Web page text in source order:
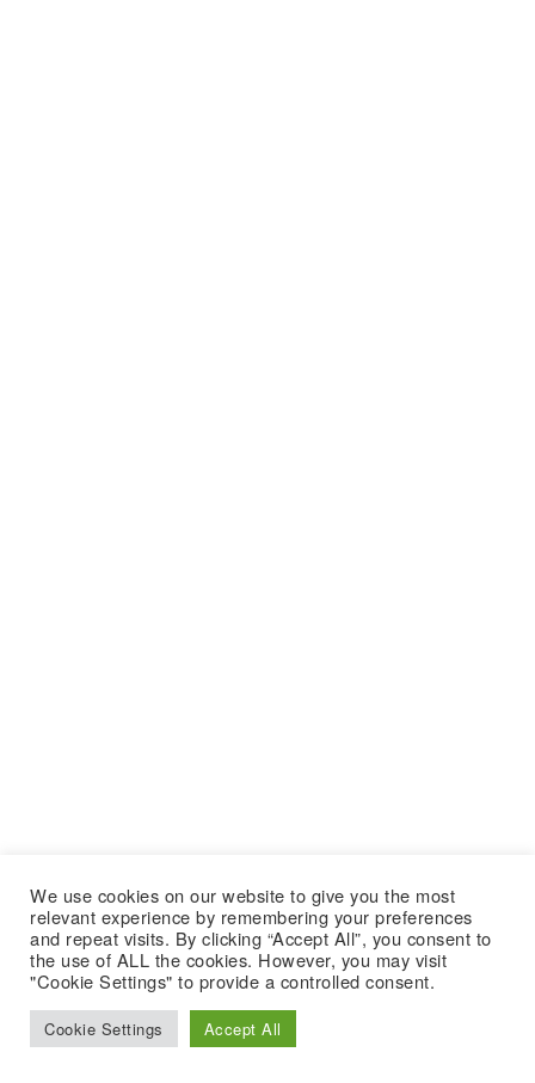
We use cookies on our website to give you the most
relevant experience by remembering your preferences
and repeat visits. By clicking “Accept All”, you consent to
the use of ALL the cookies. However, you may visit
"Cookie Settings" to provide a controlled consent.
Cookie Settings Accept All